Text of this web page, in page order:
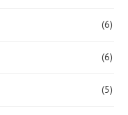
(6)
(6)
(5)